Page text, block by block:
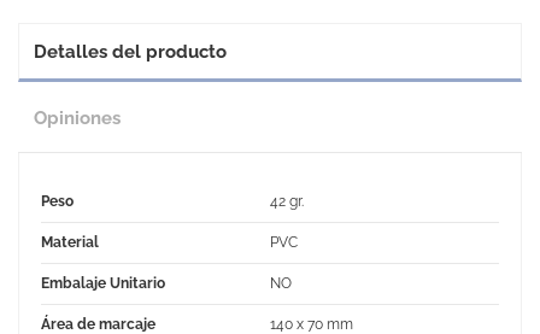
Detalles del producto
Opiniones
Peso 42 gr.
Material PVC
Embalaje Unitario NO
Área de marcaje 140 x 70 mm